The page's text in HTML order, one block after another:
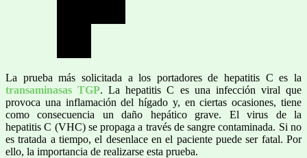
La prueba más solicitada a los portadores de hepatitis C es la
transaminasas TGP. La hepatitis C es una infección viral que
provoca una inflamación del hígado y, en ciertas ocasiones, tiene
como consecuencia un daño hepático grave. El virus de la
hepatitis C (VHC) se propaga a través de sangre contaminada. Si no
es tratada a tiempo, el desenlace en el paciente puede ser fatal. Por
ello, la importancia de realizarse esta prueba.